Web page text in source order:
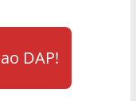
DAP!